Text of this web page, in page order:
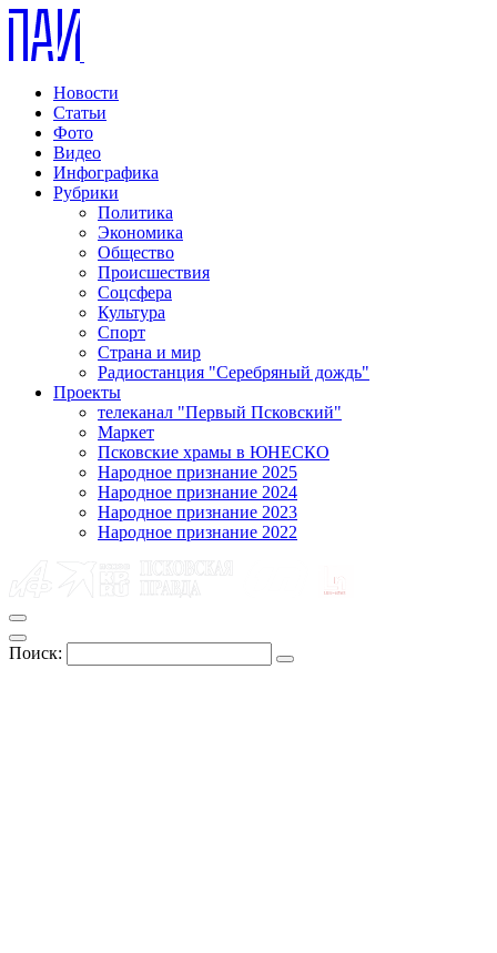
Новости
Статьи
Фото
Видео
Инфографика
Рубрики
Политика
Экономика
Общество
Происшествия
Соцсфера
Культура
Спорт
Страна и мир
Радиостанция "Серебряный дождь"
Проекты
телеканал "Первый Псковский"
Маркет
Псковские храмы в ЮНЕСКО
Народное признание 2025
Народное признание 2024
Народное признание 2023
Народное признание 2022
Поиск: